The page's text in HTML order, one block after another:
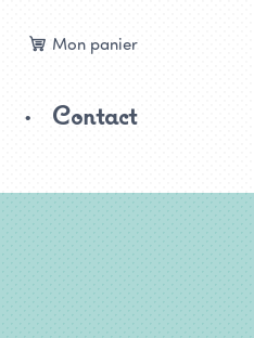
Mon panier
Contact